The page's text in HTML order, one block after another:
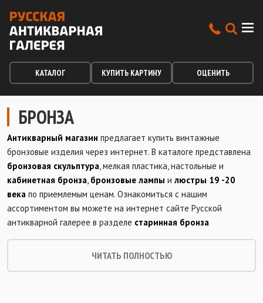
КАТАЛОГ КУПИТЬ КАРТИНУ ОЦЕНИТЬ
БРОНЗА
Антикварный магазин предлагает купить винтажные
бронзовые изделия через интернет. В каталоге представлена
бронзовая скульптура, мелкая пластика, настольные и
кабинетная бронза, бронзовые лампы и люстры 19 -20
века по приемлемым ценам. Ознакомиться с нашим
ассортиментом вы можете на интернет сайте Русской
антикварной галерее в разделе старинная бронза
ЧИТАТЬ ПОЛНОСТЬЮ